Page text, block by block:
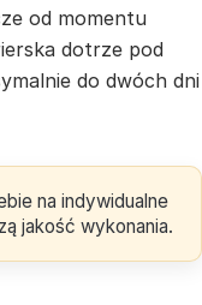
od momentu
dotrze pod
do dwóch dni
na indywidualne
jakość wykonania.